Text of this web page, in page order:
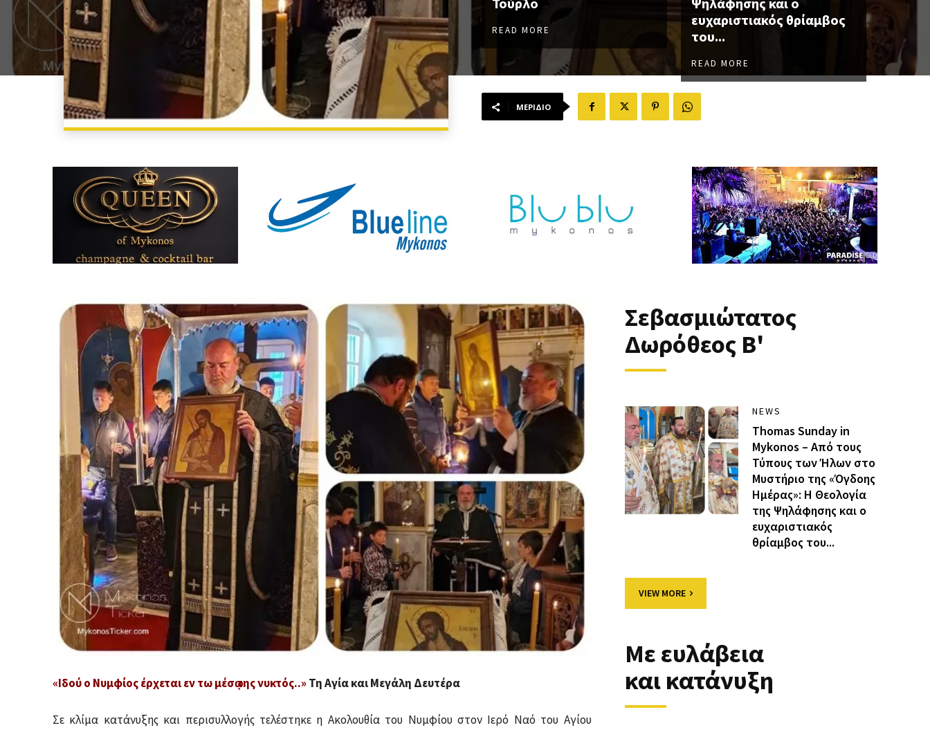
READ MORE
ευχαριστιακός θρίαμβος
του...
READ MORE
ΜΕΡΊΔΙΟ
«Ιδού ο Νυμφίος έρχεται εν τω μέσῳ της νυκτός..» Τη Αγία και Μεγάλη Δευτέρα
Σε κλίμα κατάνυξης και περισυλλογής τελέστηκε η Ακολουθία του Νυμφίου στον Ιερό Ναό του Αγίου
Σεβασμιώτατος
Δωρόθεος Β'
NEWS
Thomas Sunday in
Mykonos – Από τους
Τύπους των Ήλων στο
Μυστήριο της «Όγδοης
Ημέρας»: Η Θεολογία
της Ψηλάφησης και ο
ευχαριστιακός
θρίαμβος του...
VIEW MORE
Με ευλάβεια
και κατάνυξη